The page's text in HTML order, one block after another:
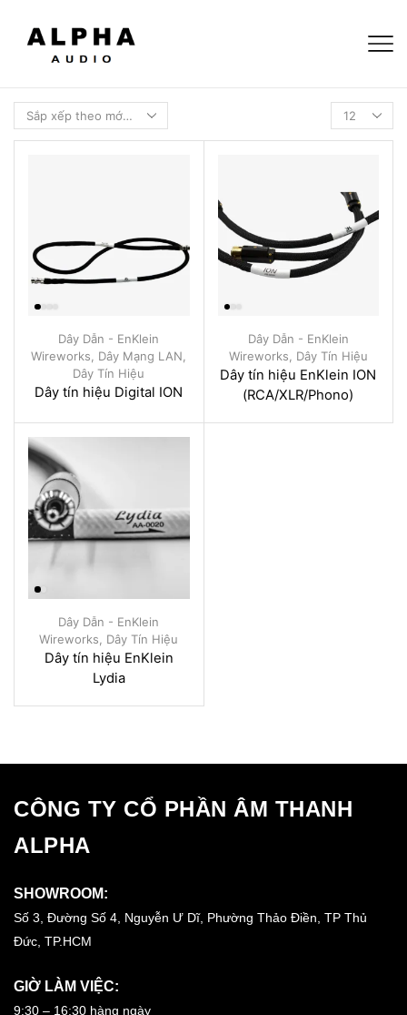
Dây Dẫn - EnKlein
Wireworks, Dây Mạng LAN,
Dây Tín Hiệu
Dây tín hiệu Digital ION
Dây Dẫn - EnKlein
Wireworks, Dây Tín Hiệu
Dây tín hiệu EnKlein ION
(RCA/XLR/Phono)
Dây Dẫn - EnKlein
Wireworks
Dây Tín Hiệu
Dây tín hiệu EnKlein
Lydia
CÔNG TY CỔ PHẦN ÂM THANH
ALPHA
SHOWROOM:
Số 3, Đường Số 4, Nguyễn Ư Dĩ, Phường Thảo Điền, TP Thủ
Đức, TP.HCM
GIỜ LÀM VIỆC:
9:30 – 16:30 hàng ngày